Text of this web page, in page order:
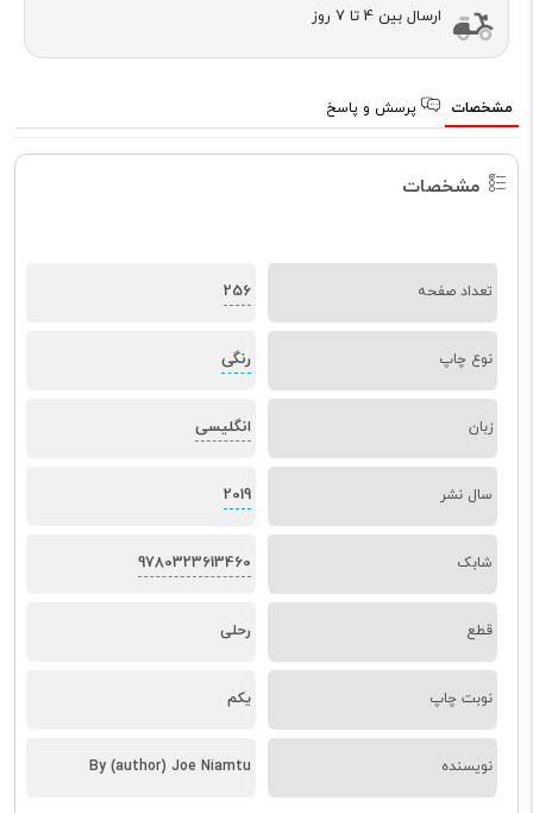
ارسال بین 4 تا 7 روز
مشخصات پرسش و پاسخ
مشخصات
تعداد صفحه 256
نوع چاپ رنگی
زبان انگلیسی
سال نشر 2019
شابک 9780323613460
قطع رحلی
نوبت چاپ یکم
نویسنده By (author) Joe Niamtu